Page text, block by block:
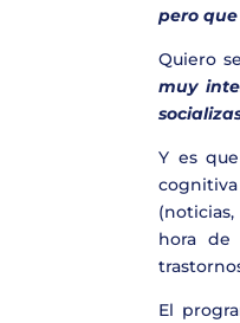
pero
Quiero
muy
Y es
hora de
El